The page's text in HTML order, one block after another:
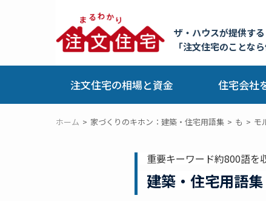
ザ・ハウスが提供する
「注文住宅のことなら
注文住宅の相場と資金 住宅会社
ホーム 家づくりのキホン：建築・住宅用語集 も モ
重要キーワード約800語を
建築・住宅用語集